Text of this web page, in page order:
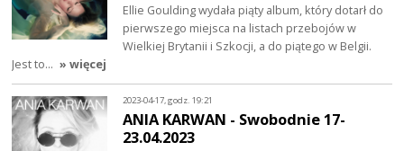
Ellie Goulding wydała piąty album, który dotarł do
pierwszego miejsca na listach przebojów w
Wielkiej Brytanii i Szkocji, a do piątego w Belgii.
Jest to… » więcej
2023-04-17, godz. 19:21
ANIA KARWAN - Swobodnie 17-
23.04.2023